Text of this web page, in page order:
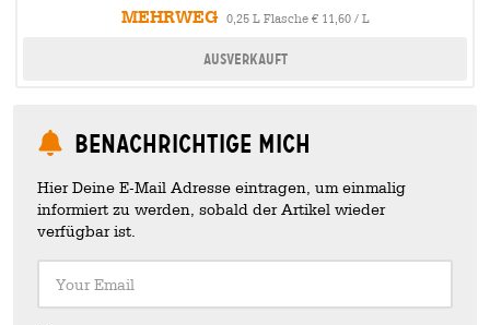
MEHRWEG
0,25 L Flasche € 11,60 / L
Ausverkauft
Benachrichtige mich
Hier Deine E-Mail Adresse eintragen, um einmalig
informiert zu werden, sobald der Artikel wieder
verfügbar ist.
Your Email